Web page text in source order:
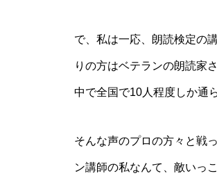
で、私は一応、朗読検定の
りの方はベテランの朗読家
中で全国で10人程度しか通
そんな声のプロの方々と戦
ン講師の私なんて、敵いっ